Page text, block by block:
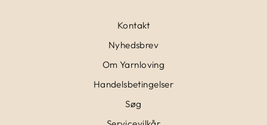
Kontakt
Nyhedsbrev
Om Yarnloving
Handelsbetingelser
Søg